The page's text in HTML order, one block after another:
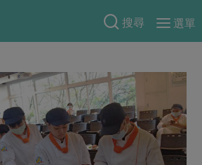
搜尋
選單
當令水果
蕈菇類